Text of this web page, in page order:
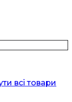
всі товари